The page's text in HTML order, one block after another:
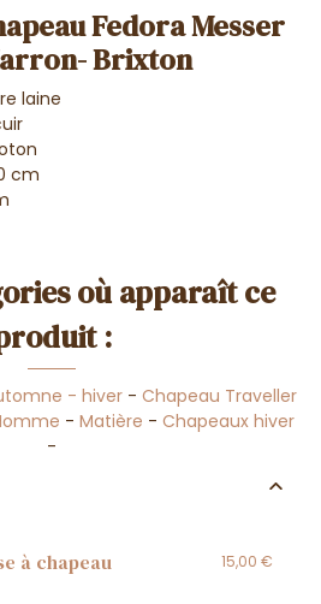
Fedora Messer
Brixton
laine
cm
où apparaît ce
:
- hiver - Chapeau Traveller
- Matière - Chapeaux hiver
-
à chapeau 15,00 €